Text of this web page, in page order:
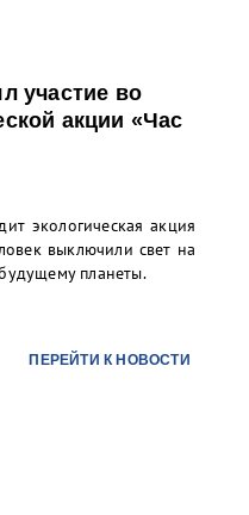
участие во
акции «Час
экологическая акция
выключили свет на
планеты.
ПЕРЕЙТИ К НОВОСТИ